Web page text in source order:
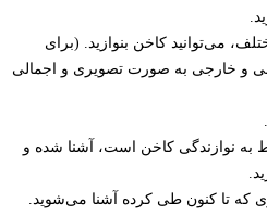
می‌توانید کاخن بنوازید. (برای
20 الی 30 آهنگ ایرانی و خارجی به صورت تصویری و اجمالی
به نوازندگی کاخن است، آشنا شده و
که تا کنون طی کرده آشنا می‌شوید.